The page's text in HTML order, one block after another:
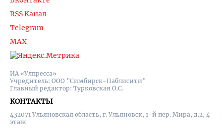
ИА «Улпресса»
Учредитель: ООО "Симбирск-Паблисити"
Главный редактор: Турковская О.С.
КОНТАКТЫ
432071 Ульяновская область, г. Ульяновск, 1-й пер. Мира, д.2, 4
этаж
RSS Канал
Telegram
MAX